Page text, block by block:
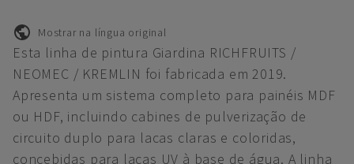
Mostrar na língua original
Esta linha de pintura Giardina RICHFRUITS /
NEOMEC / KREMLIN foi fabricada em 2019.
Apresenta um sistema completo para painéis MDF
ou HDF, incluindo cabines de pulverização de
circuito duplo para lacas claras e coloridas,
concebidas para lacas UV à base de água. A linha